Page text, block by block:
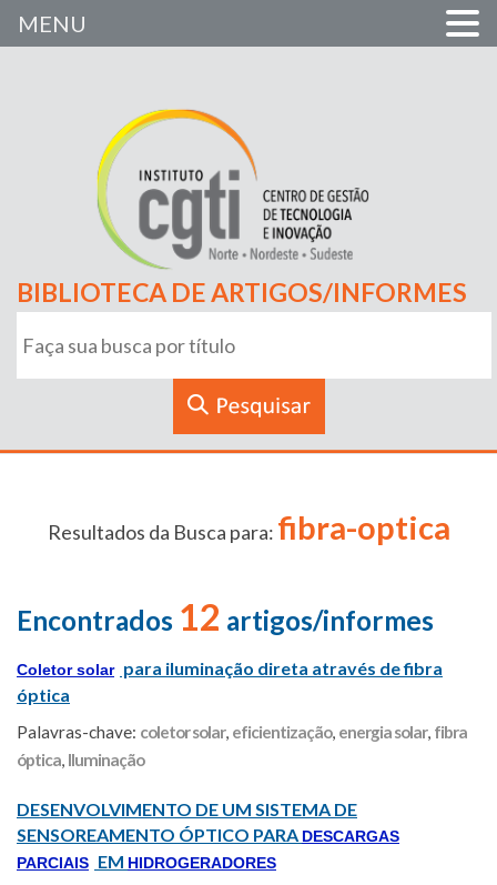
BIBLIOTECA DE ARTIGOS/INFORMES
Resultados da Busca para: fibra-optica
Encontrados 12 artigos/informes
Coletor solar para iluminação direta através de fibra
óptica
Palavras-chave: coletor solar, eficientização, energia solar, fibra
óptica, Iluminação
DESENVOLVIMENTO DE UM SISTEMA DE
SENSOREAMENTO ÓPTICO PARA DESCARGAS
PARCIAIS EM HIDROGERADORES
MENU